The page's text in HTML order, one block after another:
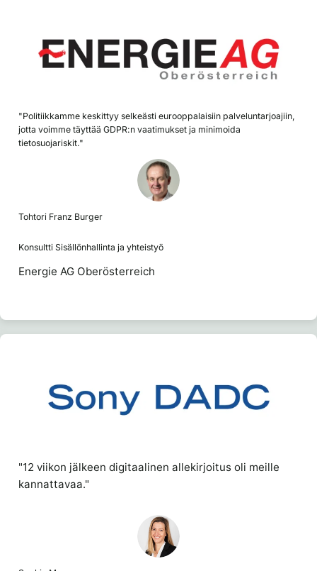
"Politiikkamme keskittyy selkeästi eurooppalaisiin palveluntarjoajiin,
jotta voimme täyttää GDPR:n vaatimukset ja minimoida
tietosuojariskit."
Tohtori Franz Burger
Konsultti Sisällönhallinta ja yhteistyö
Energie AG Oberösterreich
"12 viikon jälkeen digitaalinen allekirjoitus oli meille
kannattavaa."